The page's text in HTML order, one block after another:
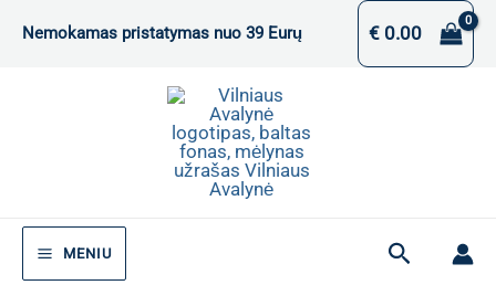
Nemokamas pristatymas nuo 39 Eurų €0.00
MENIU Paieška